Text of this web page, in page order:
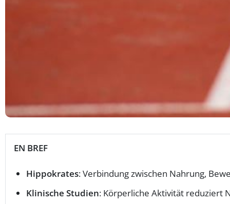
EN BREF
Hippokrates: Verbindung zwischen Nahrung,
Klinische Studien: Körperliche Aktivität reduziert